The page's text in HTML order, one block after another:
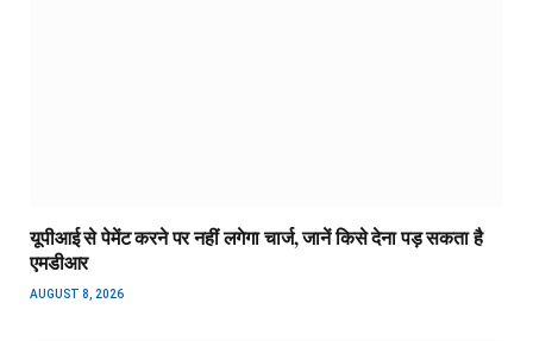
यूपीआई से पेमेंट करने पर नहीं लगेगा चार्ज, जानें किसे देना पड़ सकता है
एमडीआर
AUGUST 8, 2026